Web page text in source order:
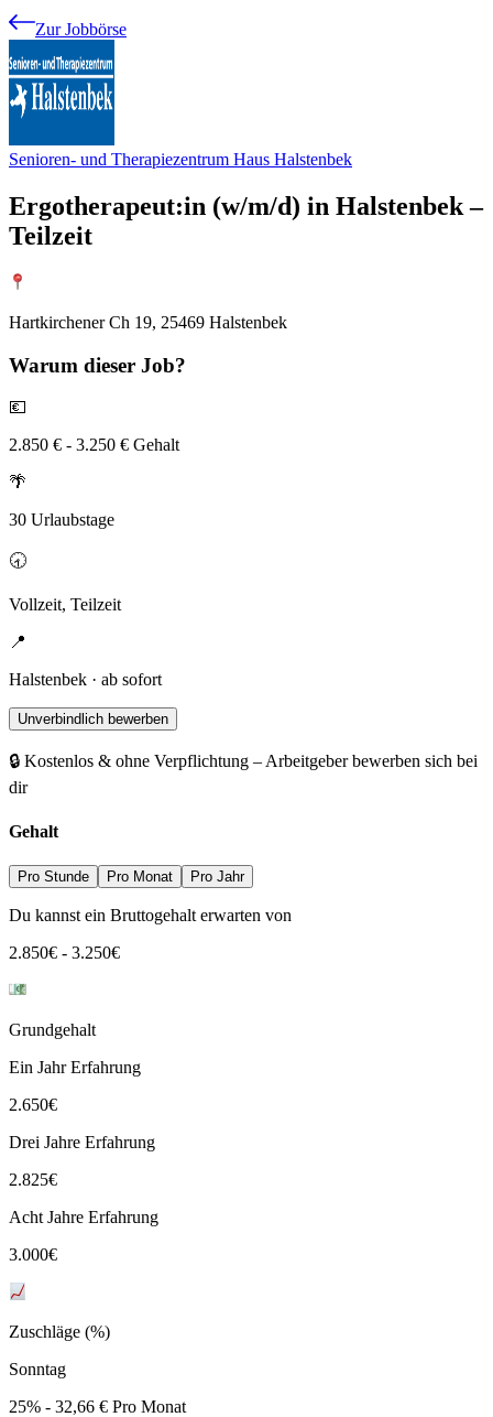
Zur Jobbörse
Senioren- und Therapiezentrum Haus Halstenbek
Ergotherapeut:in (w/m/d) in Halstenbek –
Teilzeit
Hartkirchener Ch 19, 25469 Halstenbek
Warum dieser Job?
💶
2.850 € - 3.250 € Gehalt
🌴
30 Urlaubstage
🕣
Vollzeit, Teilzeit
📍
Halstenbek · ab sofort
Unverbindlich bewerben
🔒 Kostenlos & ohne Verpflichtung – Arbeitgeber bewerben sich bei
dir
Gehalt
Pro Stunde Pro Monat Pro Jahr
Du kannst ein Bruttogehalt erwarten von
2.850€ - 3.250€
Grundgehalt
Ein Jahr Erfahrung
2.650€
Drei Jahre Erfahrung
2.825€
Acht Jahre Erfahrung
3.000€
Zuschläge (%)
Sonntag
25% - 32,66 € Pro Monat